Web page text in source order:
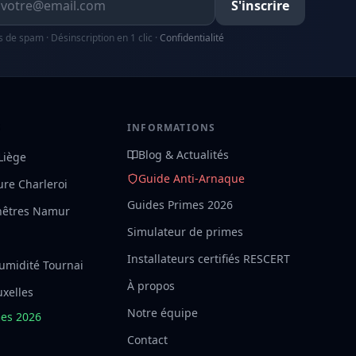
S'inscrire
de spam · Désinscription en 1 clic · Confidentialité
Charleroi
Namur
Tournai
2026
INFORMATIONS
Blog & Actualités
Guide Anti-Arnaque
Guides Primes 2026
Simulateur de primes
Installateurs certifiés RESCERT
À propos
Notre équipe
Contact